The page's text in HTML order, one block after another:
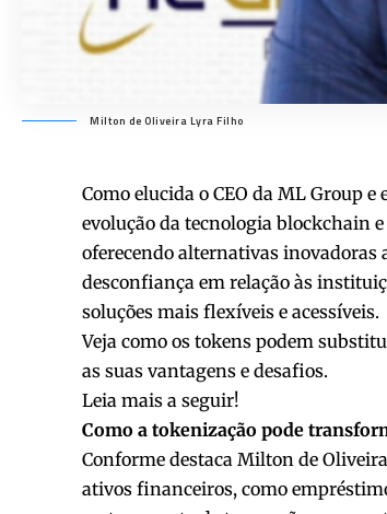
Milton de Oliveira Lyra Filho
Como elucida o CEO da ML Group
evolução da tecnologia blockchain
oferecendo alternativas inovadoras
desconfiança em relação às
soluções mais flexíveis e acessíveis.
Veja como os tokens podem
as suas vantagens e desafios.
Leia mais a seguir!
Como a tokenização pode
Conforme destaca Milton de
ativos financeiros, como